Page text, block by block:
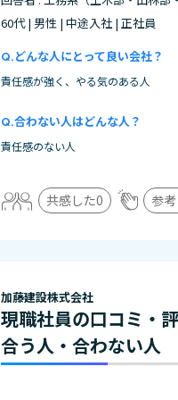
60代 | 男性 | 中途入社 | 正社員
どんな人にとって良い会社？
責任感が強く、やる気のある人
合わない人はどんな人？
責任感のない人
共感した0 参
加藤建設株式会社
現職社員の口コミ・
合う人・合わない人